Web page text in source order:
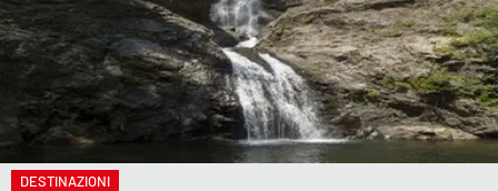
DESTINAZIONI